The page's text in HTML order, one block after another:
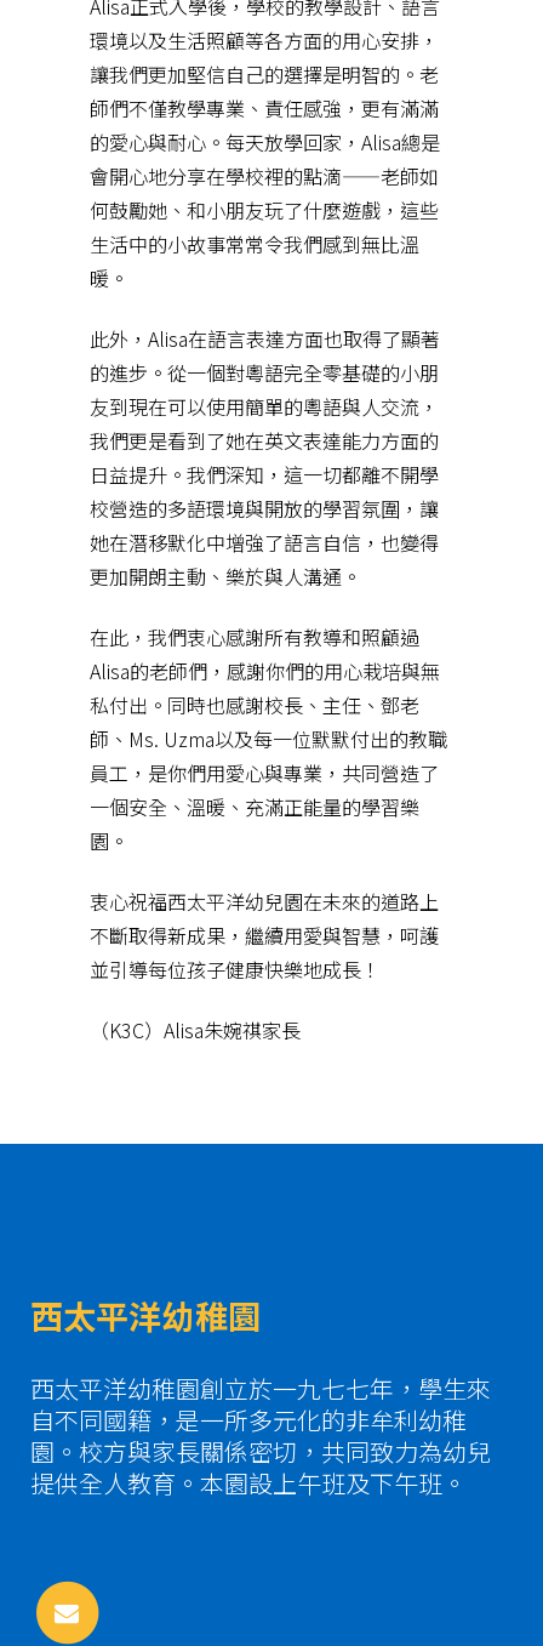
Alisa正式入學後，學校的教學設計、語言
環境以及生活照顧等各方面的用心安排，
讓我們更加堅信自己的選擇是明智的。老
師們不僅教學專業、責任感強，更有滿滿
的愛心與耐心。每天放學回家，Alisa總是
會開心地分享在學校裡的點滴——老師如
何鼓勵她、和小朋友玩了什麼遊戲，這些
生活中的小故事常常令我們感到無比溫
暖。
此外，Alisa在語言表達方面也取得了顯著
的進步。從一個對粵語完全零基礎的小朋
友到現在可以使用簡單的粵語與人交流，
我們更是看到了她在英文表達能力方面的
日益提升。我們深知，這一切都離不開學
校營造的多語環境與開放的學習氛圍，讓
她在潛移默化中增強了語言自信，也變得
更加開朗主動、樂於與人溝通。
在此，我們衷心感謝所有教導和照顧過
Alisa的老師們，感謝你們的用心栽培與無
私付出。同時也感謝校長、主任、鄧老
師、Ms. Uzma以及每一位默默付出的教職
員工，是你們用愛心與專業，共同營造了
一個安全、溫暖、充滿正能量的學習樂
園。
衷心祝福西太平洋幼兒園在未來的道路上
不斷取得新成果，繼續用愛與智慧，呵護
並引導每位孩子健康快樂地成長！
（K3C）Alisa朱婉祺家長
西太平洋幼稚園
西太平洋幼稚園創立於一九七七年，學生來
自不同國籍，是一所多元化的非牟利幼稚
園。校方與家長關係密切，共同致力為幼兒
提供全人教育。本園設上午班及下午班。